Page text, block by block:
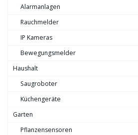
Alarmanlagen
Rauchmelder
IP Kameras
Bewegungsmelder
Haushalt
Saugroboter
Küchengeräte
Garten
Pflanzensensoren